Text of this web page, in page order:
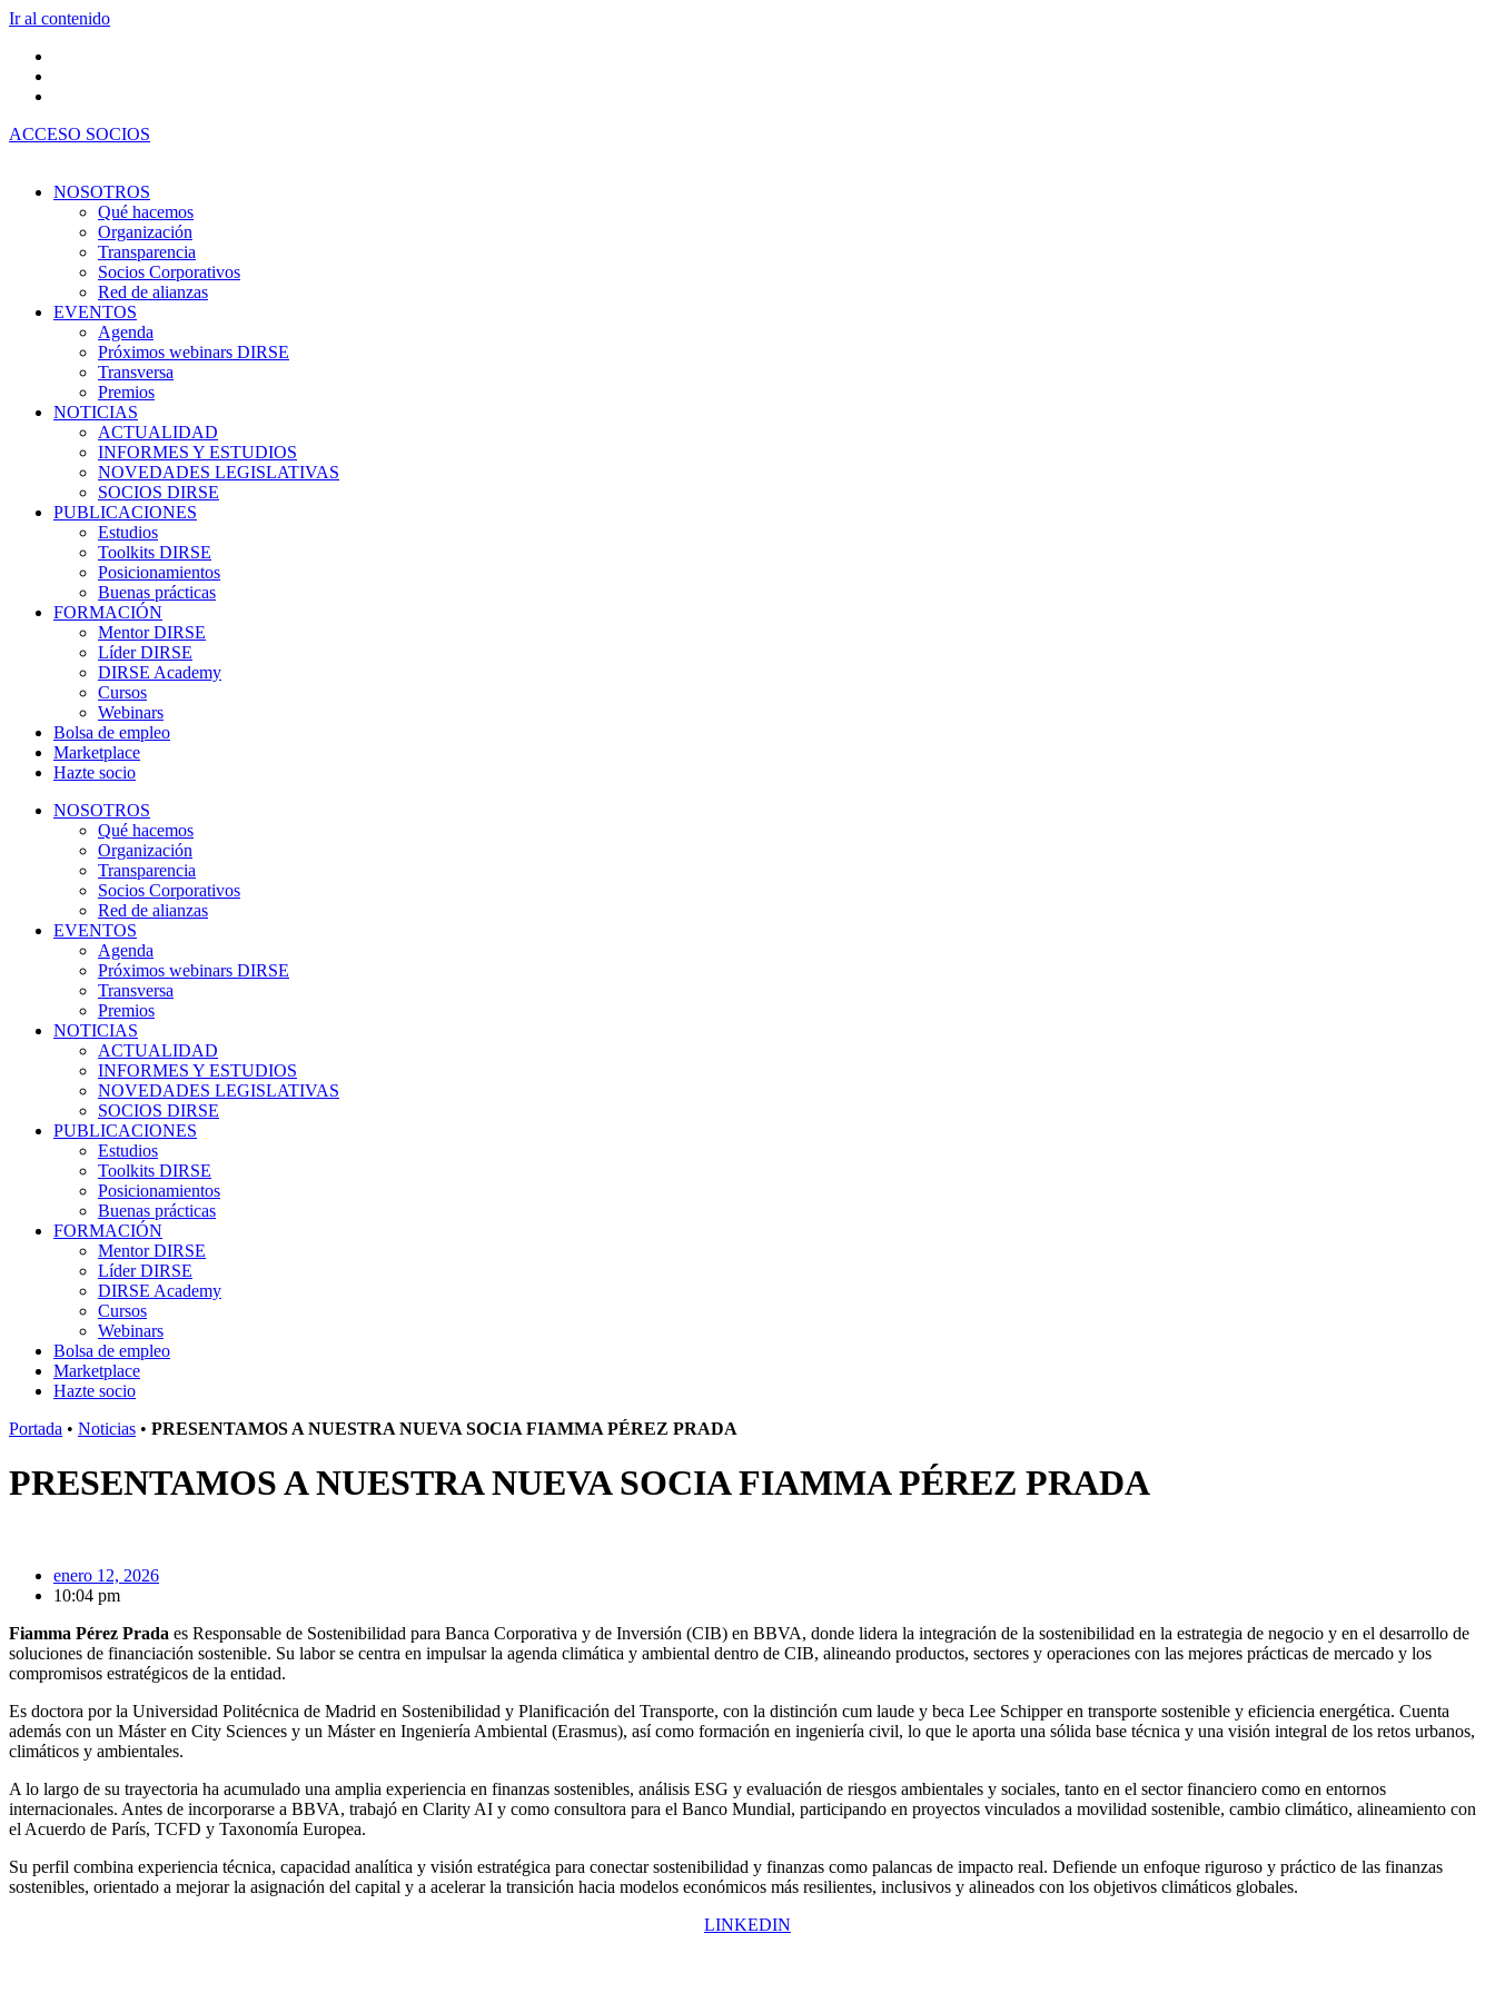
Ir al contenido
ACCESO SOCIOS
NOSOTROS
Qué hacemos
Organización
Transparencia
Socios Corporativos
Red de alianzas
EVENTOS
Agenda
Próximos webinars DIRSE
Transversa
Premios
NOTICIAS
ACTUALIDAD
INFORMES Y ESTUDIOS
NOVEDADES LEGISLATIVAS
SOCIOS DIRSE
PUBLICACIONES
Estudios
Toolkits DIRSE
Posicionamientos
Buenas prácticas
FORMACIÓN
Mentor DIRSE
Líder DIRSE
DIRSE Academy
Cursos
Webinars
Bolsa de empleo
Marketplace
Hazte socio
NOSOTROS
Qué hacemos
Organización
Transparencia
Socios Corporativos
Red de alianzas
EVENTOS
Agenda
Próximos webinars DIRSE
Transversa
Premios
NOTICIAS
ACTUALIDAD
INFORMES Y ESTUDIOS
NOVEDADES LEGISLATIVAS
SOCIOS DIRSE
PUBLICACIONES
Estudios
Toolkits DIRSE
Posicionamientos
Buenas prácticas
FORMACIÓN
Mentor DIRSE
Líder DIRSE
DIRSE Academy
Cursos
Webinars
Bolsa de empleo
Marketplace
Hazte socio
Portada • Noticias • PRESENTAMOS A NUESTRA NUEVA SOCIA FIAMMA PÉREZ PRADA
PRESENTAMOS A NUESTRA NUEVA SOCIA FIAMMA PÉREZ PRADA
enero 12, 2026
10:04 pm
Fiamma Pérez Prada es Responsable de Sostenibilidad para Banca Corporativa y de Inversión (CIB) en BBVA, donde lidera la integración de la sostenibilidad en la estrategia de negocio y en el desarrollo de
soluciones de financiación sostenible. Su labor se centra en impulsar la agenda climática y ambiental dentro de CIB, alineando productos, sectores y operaciones con las mejores prácticas de mercado y los
compromisos estratégicos de la entidad.
Es doctora por la Universidad Politécnica de Madrid en Sostenibilidad y Planificación del Transporte, con la distinción cum laude y beca Lee Schipper en transporte sostenible y eficiencia energética. Cuenta
además con un Máster en City Sciences y un Máster en Ingeniería Ambiental (Erasmus), así como formación en ingeniería civil, lo que le aporta una sólida base técnica y una visión integral de los retos urbanos,
climáticos y ambientales.
A lo largo de su trayectoria ha acumulado una amplia experiencia en finanzas sostenibles, análisis ESG y evaluación de riesgos ambientales y sociales, tanto en el sector financiero como en entornos
internacionales. Antes de incorporarse a BBVA, trabajó en Clarity AI y como consultora para el Banco Mundial, participando en proyectos vinculados a movilidad sostenible, cambio climático, alineamiento con
el Acuerdo de París, TCFD y Taxonomía Europea.
Su perfil combina experiencia técnica, capacidad analítica y visión estratégica para conectar sostenibilidad y finanzas como palancas de impacto real. Defiende un enfoque riguroso y práctico de las finanzas
sostenibles, orientado a mejorar la asignación del capital y a acelerar la transición hacia modelos económicos más resilientes, inclusivos y alineados con los objetivos climáticos globales.
LINKEDIN